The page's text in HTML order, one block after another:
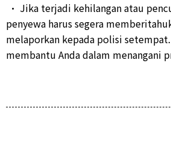
• Jika terjadi kehilangan atau
penyewa harus segera
melaporkan kepada polisi setempat.
membantu Anda dalam menangani